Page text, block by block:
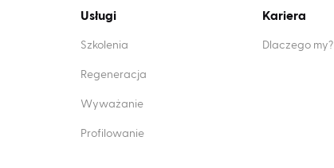
Usługi
Szkolenia
Regeneracja
Wyważanie
Profilowanie
Kariera
Dlaczego my?